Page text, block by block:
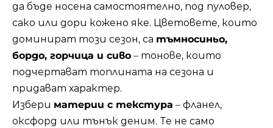
да бъде носена самостоятелно, под пуловер,
сако или дори кожено яке. Цветовете, които
доминират този сезон, са тъмносиньо,
бордо, горчица и сиво – тонове, които
подчертават топлината на сезона и
придават характер.
Избери материи с текстура – фланел,
оксфорд или тънък деним. Те не само